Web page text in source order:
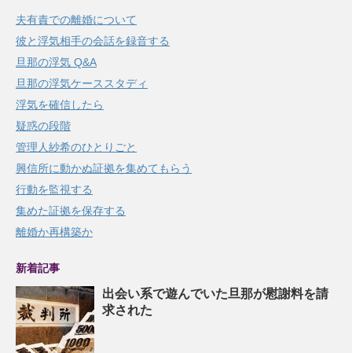
夫有責での離婚について
彼と浮気相手の会話を録音する
旦那の浮気 Q&A
旦那の浮気ケーススタディ
浮気を確信したら
疑惑の段階
管理人紗希のひとりごと
興信所に動かぬ証拠を集めてもらう
行動を監視する
集めた証拠を保存する
離婚か再構築か
新着記事
出会い系で遊んでいた旦那が慰謝料を請
求された